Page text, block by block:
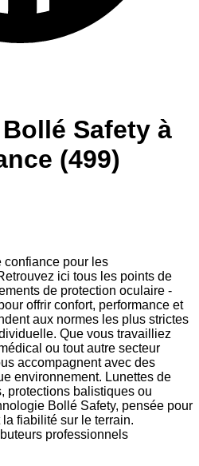
Safety à
(499)
confiance pour les
ici tous les points de
de protection oculaire -
offrir confort, performance et
aux normes les plus strictes
Que vous travailliez
ou tout autre secteur
accompagnent avec des
environnement. Lunettes de
protections balistiques ou
Bollé Safety, pensée pour
fiabilité sur le terrain.
professionnels